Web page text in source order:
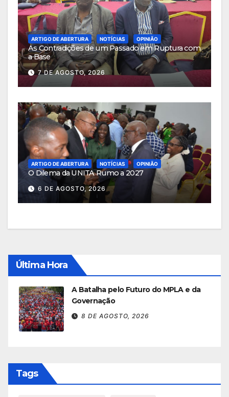
ARTIGO DE ABERTURA NOTÍCIAS OPINIÃO
As Contradições de um Passado em Ruptura com
a Base
7 DE AGOSTO, 2026
ARTIGO DE ABERTURA NOTÍCIAS OPINIÃO
O Dilema da UNITA Rumo a 2027
6 DE AGOSTO, 2026
Última Hora
A Batalha pelo Futuro do MPLA e da
Governação
8 DE AGOSTO, 2026
Tags